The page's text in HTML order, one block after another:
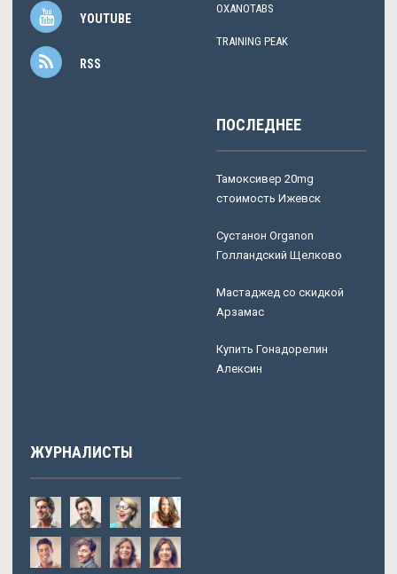
YOUTUBE
RSS
OXANOTABS
TRAINING PEAK
ПОСЛЕДНЕЕ
Тамоксивер 20mg
стоимость Ижевск
Сустанон Organon
Голландский Щелково
Мастаджед со скидкой
Арзамас
Купить Гонадорелин
Алексин
ЖУРНАЛИСТЫ